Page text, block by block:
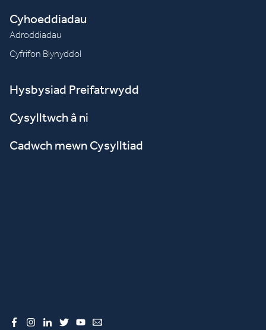
Cyhoeddiadau
Adroddiadau
Cyfrifon Blynyddol
Hysbysiad Preifatrwydd
Cysylltwch â ni
Cadwch mewn Cysylltiad